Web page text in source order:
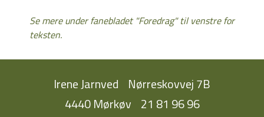
Se mere under fanebladet "Foredrag" til venstre for
teksten.
Irene Jarnved
Nørreskovvej 7B
4440 Mørkøv 21 81 96 96